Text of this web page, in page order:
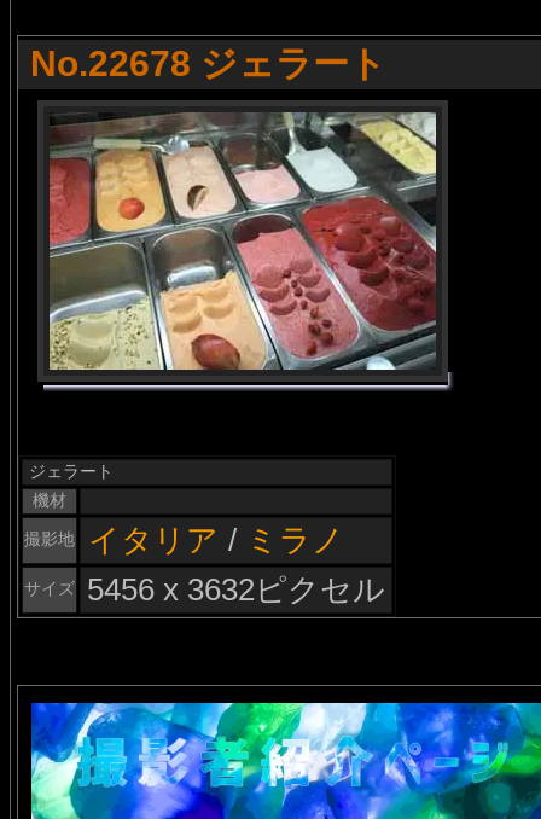
No.22678 ジェラート
ジェラート
機材
撮影地
イタリア / ミラノ
サイズ 5456 x 3632ピクセル